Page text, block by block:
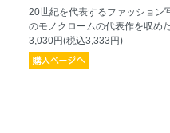
20世紀を代表するファッション
のモノクロームの代表作を収め
3,030円(税込3,333円)